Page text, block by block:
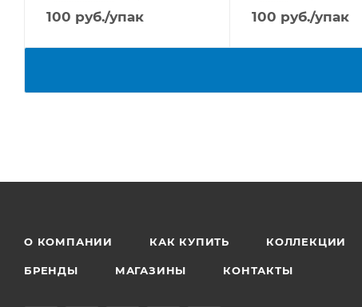
100 руб./упак 100 руб./упак
О КОМПАНИИ КАК КУПИТЬ КОЛЛЕКЦИИ
БРЕНДЫ МАГАЗИНЫ КОНТАКТЫ